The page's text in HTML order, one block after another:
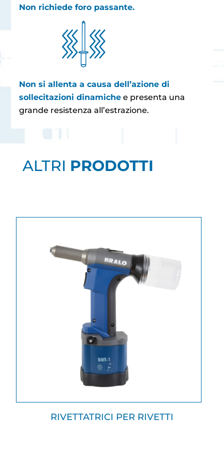
Non richiede foro passante.
Non si allenta a causa dell’azione di
sollecitazioni dinamiche e presenta una
grande resistenza all’estrazione.
ALTRI PRODOTTI
RIVETTATRICI PER RIVETTI